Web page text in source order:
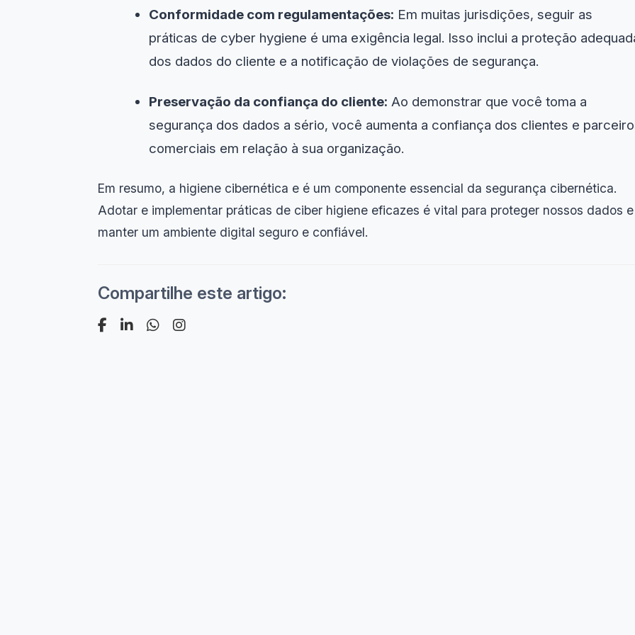
Conformidade com regulamentações: Em muitas jurisdições, seguir as
práticas de cyber hygiene é uma exigência legal. Isso inclui a proteção
dos dados do cliente e a notificação de violações de segurança.
Preservação da confiança do cliente: Ao demonstrar que você toma a
segurança dos dados a sério, você aumenta a confiança dos clientes e
comerciais em relação à sua organização.
Em resumo, a higiene cibernética e é um componente essencial da segurança cibernética.
Adotar e implementar práticas de ciber higiene eficazes é vital para proteger nossos dados e
manter um ambiente digital seguro e confiável.
Compartilhe este artigo: